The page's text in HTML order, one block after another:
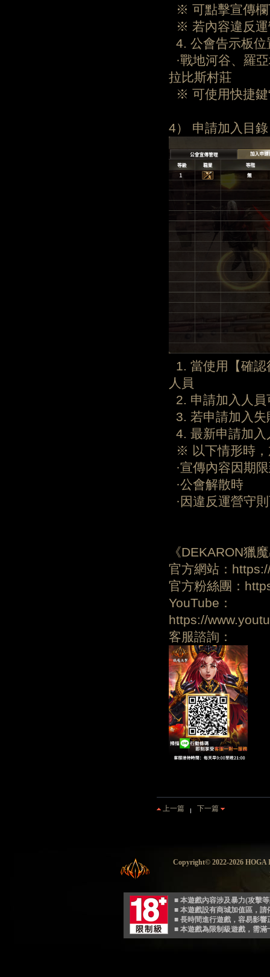
※ 可點擊宣傳欄
※ 若內容違反運
4. 公會告示板位
·戰地河谷、羅
拉比斯村莊
※ 可使用快捷鍵
4） 申請加入目錄
1. 當使用【確
人員
2. 申請加入人
3. 若申請加入
4. 最新申請加
※ 以下情形時，
·宣傳內容因期
·公會解散時
·因違反運營守
《DEKARON獵
官方網站：
官方粉絲團：
YouTube：
https://
客服諮詢：
上一篇 下一篇
Copyright© 2022-2026
■ 本遊戲內容涉及暴力(攻擊
■ 本遊戲設有商城加值區，
■ 長時間進行遊戲，容易影
■ 本遊戲為限制級遊戲，需